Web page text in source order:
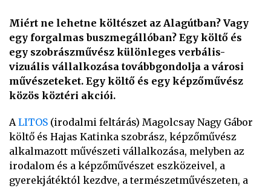
Miért ne lehetne költészet az Alagútban? Vagy
egy forgalmas buszmegállóban? Egy költő és
egy szobrászművész különleges verbális-
vizuális vállalkozása továbbgondolja a városi
művészeteket. Egy költő és egy képzőművész
közös köztéri akciói.
ALITOS (irodalmi feltárás) Magolcsay Nagy Gábor
költő és Hajas Katinka szobrász, képzőművész
alkalmazott művészeti vállalkozása, melyben az
irodalom és a képzőművészet eszközeivel, a
gyerekjátéktól kezdve, a természetművészeten, a